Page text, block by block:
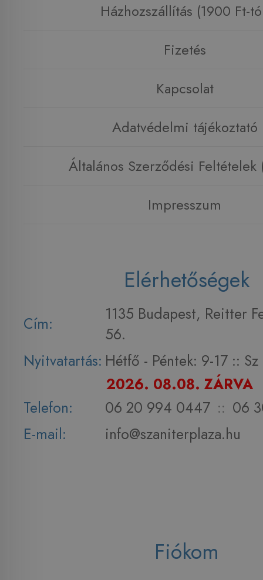
Házhozszállítás (1900 Ft-
Fizetés
Kapcsolat
Adatvédelmi tájékoztató
Általános Szerződési Feltételek
Impresszum
Elérhetőségek
Cím:
1135 Budapest, Reitter
56.
Nyitvatartás: Hétfő - Péntek: 9-17 :: Sz
2026. 08.08. ZÁRVA
Telefon:
06 20 994 0447 :: 06
E-mail:
info@szaniterplaza.hu
Fiókom